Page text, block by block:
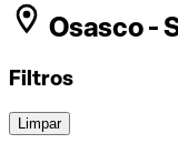
Osasco -
Filtros
Limpar